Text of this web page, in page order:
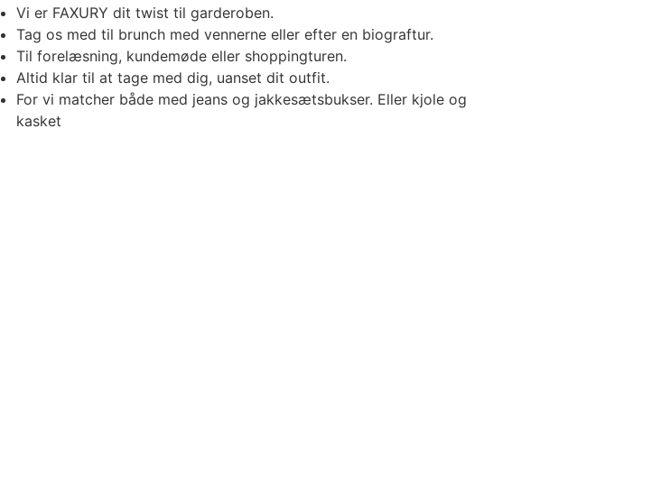
Vi er FAXURY dit twist til garderoben.
Tag os med til brunch med vennerne eller efter en biograftur.
Til forelæsning, kundemøde eller shoppingturen.
Altid klar til at tage med dig, uanset dit outfit.
For vi matcher både med jeans og jakkesætsbukser. Eller kjole og
kasket